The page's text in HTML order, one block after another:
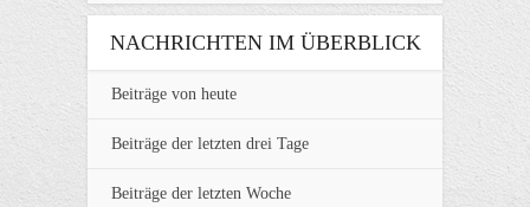
NACHRICHTEN IM ÜBERBLICK
Beiträge von heute
Beiträge der letzten drei Tage
Beiträge der letzten Woche